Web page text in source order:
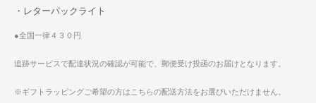
・レターパックライト
●全国一律４３０円
追跡サービスで配達状況の確認が可能で、郵便受け投函のお届けとなります。
※ギフトラッピングご希望の方はこちらの配送方法をお選びいただけません。